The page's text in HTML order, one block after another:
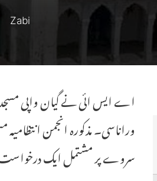
Zabi
اے ایس ائی نے گیان واپی مسجد عمارت کا
وراناسی۔ مذکورہ انجمن
سروے پر مشتمل ایک درخواست